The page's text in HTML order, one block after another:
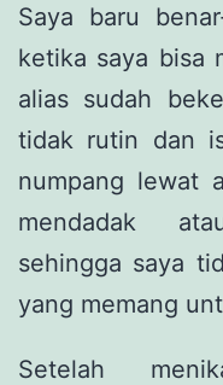
Saya baru
ketika saya bisa
alias sudah
tidak rutin dan
numpang lewat
mendadak
sehingga saya
yang memang
Setelah